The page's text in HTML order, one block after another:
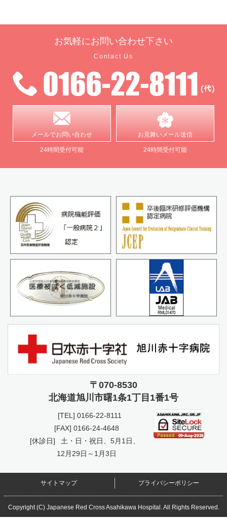
お気軽にお問い合わせ下さい
Contact Us
メールでお問い合わせ
24時間受付可能
お見舞いメール送信
24時間受付可能
〒070-8530
北海道旭川市曙1条1丁目1番1号
[TEL] 0166-22-8111
[FAX] 0166-24-4648
[休診日]
土・日・祝日、5月1日、
12月29日～1月3日
サイトマップ プライバシーポリシー
Copyright (C) Japanese Red Cross Asahikawa Hospital. All Rights Reserved.